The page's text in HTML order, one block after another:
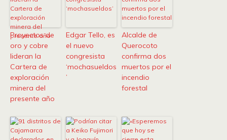
Proyectos de
oro y cobre
lideran la
Cartera de
exploración
minera del
presente año
Edgar Tello, es
el nuevo
congresista
‘mochasueldos
’
Alcalde de
Querocoto
confirma dos
muertos por el
incendio
forestal